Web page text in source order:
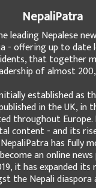
NepaliPatra
leading Nepalese
- offering up to date
that together
of almost
established as
in the UK, in
throughout
content - and its
has fully
an online
it has expanded its
the Nepali diaspora